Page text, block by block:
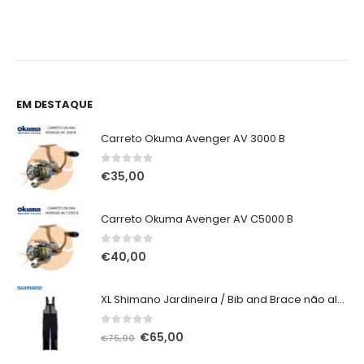
EM DESTAQUE
Carreto Okuma Avenger AV 3000 B
0out of 5
€35,00
Carreto Okuma Avenger AV C5000 B
0out of 5
€40,00
XL Shimano Jardineira / Bib and Brace não alcochoada preta
out of 5
€75,00 O
€65,00